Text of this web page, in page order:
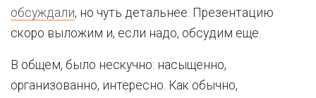
обсуждали, но чуть детальнее. Презентацию
скоро выложим и, если надо, обсудим еще.
В общем, было нескучно: насыщенно,
организованно, интересно. Как обычно,